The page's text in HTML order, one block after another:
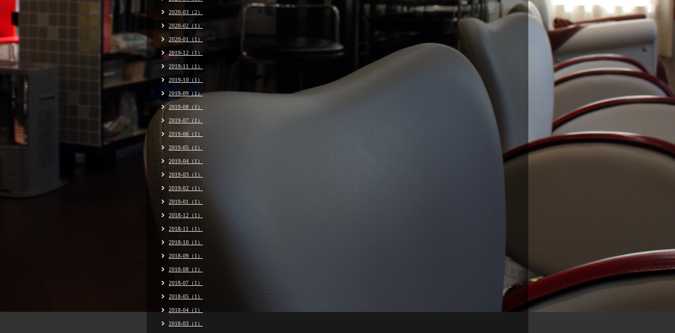
2020-03（2）
2020-02（1）
2020-01（1）
2019-12（1）
2019-11（1）
2019-10（1）
2019-09（1）
2019-08（1）
2019-07（1）
2019-06（1）
2019-05（1）
2019-04（1）
2019-03（1）
2019-02（1）
2019-01（1）
2018-12（1）
2018-11（1）
2018-10（1）
2018-09（1）
2018-08（1）
2018-07（1）
2018-05（1）
2018-04（1）
2018-03（1）